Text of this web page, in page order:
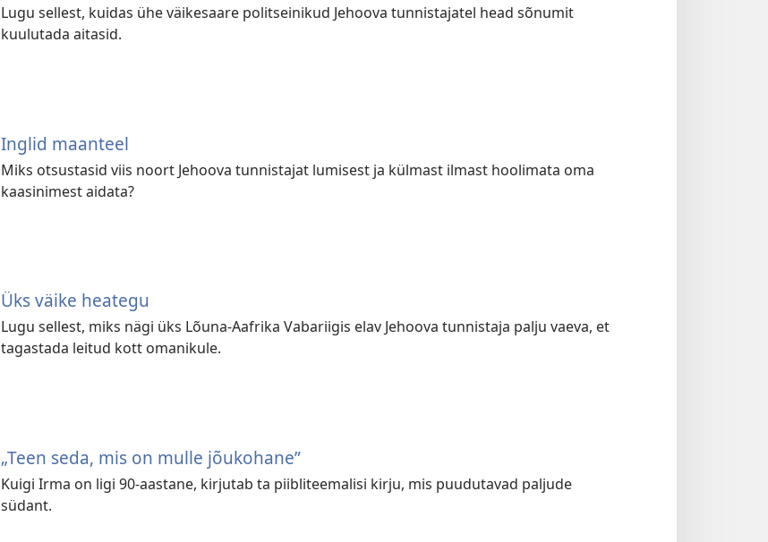
Lugu sellest, kuidas ühe väikesaare politseinikud Jehoova tunnistajatel head sõnumit
kuulutada aitasid.
Inglid maanteel
Miks otsustasid viis noort Jehoova tunnistajat lumisest ja külmast ilmast hoolimata oma
kaasinimest aidata?
Üks väike heategu
Lugu sellest, miks nägi üks Lõuna-Aafrika Vabariigis elav Jehoova tunnistaja palju vaeva, et
tagastada leitud kott omanikule.
„Teen seda, mis on mulle jõukohane”
Kuigi Irma on ligi 90-aastane, kirjutab ta piibliteemalisi kirju, mis puudutavad paljude
südant.